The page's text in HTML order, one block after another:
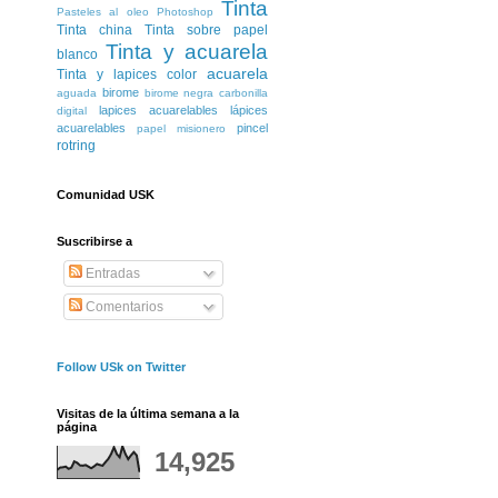
Pasteles al oleo
Photoshop Tinta
Tinta china
Tinta sobre papel
blanco Tinta y acuarela
Tinta y lapices color acuarela
aguada birome birome negra carbonilla
digital
lapices acuarelables
lápices
acuarelables
papel misionero pincel
rotring
Comunidad USK
Suscribirse a
Entradas
Comentarios
Follow USk on Twitter
Visitas de la última semana a la
página
14,925